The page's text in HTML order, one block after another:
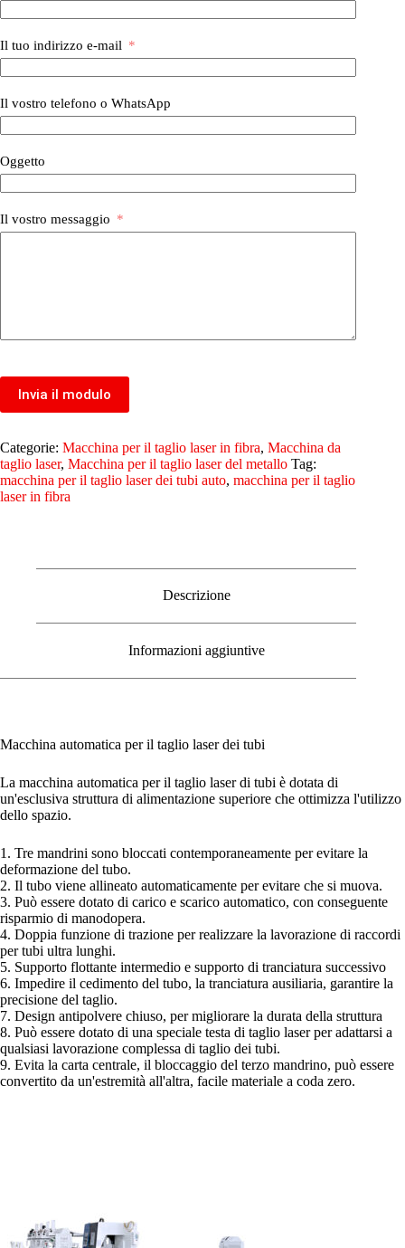
Il tuo indirizzo e-mail
Il vostro telefono o WhatsApp
Oggetto
Il vostro messaggio
Invia il modulo
Categorie: Macchina per il taglio laser in fibra, Macchina da
taglio laser, Macchina per il taglio laser del metallo Tag:
macchina per il taglio laser dei tubi auto, macchina per il taglio
laser in fibra
Descrizione
Informazioni aggiuntive
Macchina automatica per il taglio laser dei tubi
La macchina automatica per il taglio laser di tubi è dotata di
un'esclusiva struttura di alimentazione superiore che ottimizza l'utilizzo
dello spazio.
1. Tre mandrini sono bloccati contemporaneamente per evitare la
deformazione del tubo.
2. Il tubo viene allineato automaticamente per evitare che si muova.
3. Può essere dotato di carico e scarico automatico, con conseguente
risparmio di manodopera.
4. Doppia funzione di trazione per realizzare la lavorazione di raccordi
per tubi ultra lunghi.
5. Supporto flottante intermedio e supporto di tranciatura successivo
6. Impedire il cedimento del tubo, la tranciatura ausiliaria, garantire la
precisione del taglio.
7. Design antipolvere chiuso, per migliorare la durata della struttura
8. Può essere dotato di una speciale testa di taglio laser per adattarsi a
qualsiasi lavorazione complessa di taglio dei tubi.
9. Evita la carta centrale, il bloccaggio del terzo mandrino, può essere
convertito da un'estremità all'altra, facile materiale a coda zero.